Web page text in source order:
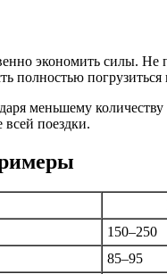
экономить силы. Не
полностью
меньшему
всей поездки.
150–250
85–95